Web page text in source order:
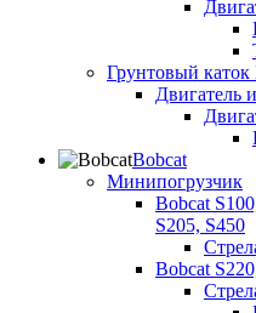
Грунтовый
Двигатель
Bobcat
Минипогрузчик
Bobcat
S205, S450
Bobcat